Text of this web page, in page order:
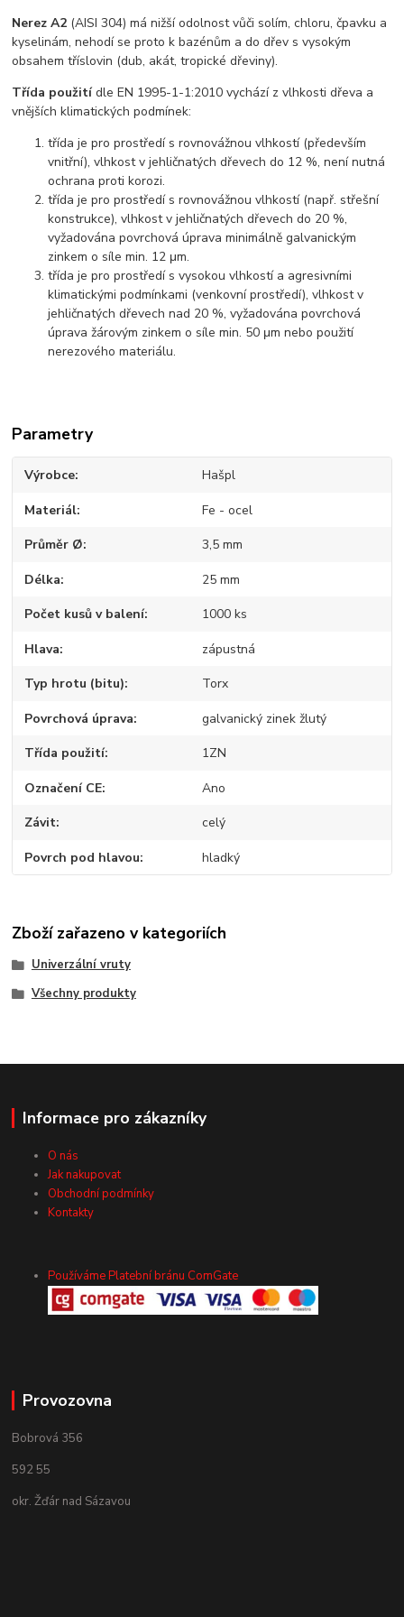
Nerez A2 (AISI 304) má nižší odolnost vůči solím, chloru, čpavku a
kyselinám, nehodí se proto k bazénům a do dřev s vysokým
obsahem tříslovin (dub, akát, tropické dřeviny).
Třída použitídle EN 1995-1-1:2010 vychází z vlhkosti dřeva a
vnějších klimatických podmínek:
třída je pro prostředí s rovnovážnou vlhkostí (především
vnitřní), vlhkost v jehličnatých dřevech do 12 %, není nutná
ochrana proti korozi.
třída je pro prostředí s rovnovážnou vlhkostí (např. střešní
konstrukce), vlhkost v jehličnatých dřevech do 20 %,
vyžadována povrchová úprava minimálně galvanickým
zinkem o síle min. 12 μm.
třída je pro prostředí s vysokou vlhkostí a agresivními
klimatickými podmínkami (venkovní prostředí), vlhkost v
jehličnatých dřevech nad 20 %, vyžadována povrchová
úprava žárovým zinkem o síle min. 50 μm nebo použití
nerezového materiálu.
Parametry
Výrobce Hašpl
Materiál Fe - ocel
Průměr Ø 3,5 mm
Délka 25 mm
Počet kusů v balení 1000 ks
Hlava zápustná
Typ hrotu (bitu) Torx
Povrchová úprava galvanický zinek žlutý
Třída použití 1ZN
Označení CE Ano
Závit celý
Povrch pod hlavou hladký
Zboží zařazeno v kategoriích
Univerzální vruty
Všechny produkty
Informace pro zákazníky
O nás
Jak nakupovat
Obchodní podmínky
Kontakty
Používáme Platební bránu ComGate
Provozovna
Bobrová 356
592 55
okr. Žďár nad Sázavou